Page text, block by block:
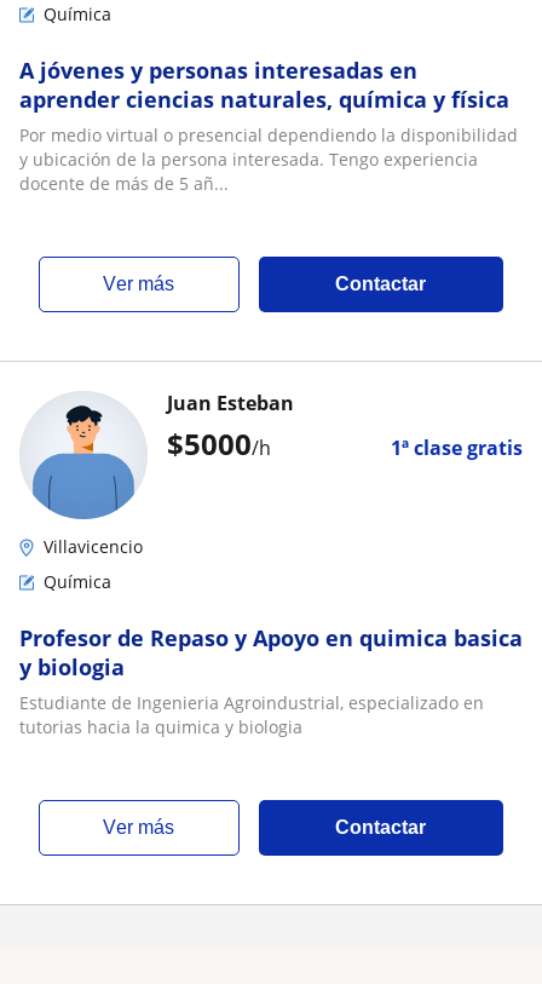
Química
A jóvenes y personas interesadas en
aprender ciencias naturales, química y física
Por medio virtual o presencial dependiendo la disponibilidad
y ubicación de la persona interesada. Tengo experiencia
docente de más de 5 añ...
ver más Contactar
$5000/h 1ª clase gratis
Juan Esteban
Villavicencio
Química
Profesor de Repaso y Apoyo en quimica basica
y biologia
Estudiante de Ingenieria Agroindustrial, especializado en
tutorias hacia la quimica y biologia
ver más Contactar